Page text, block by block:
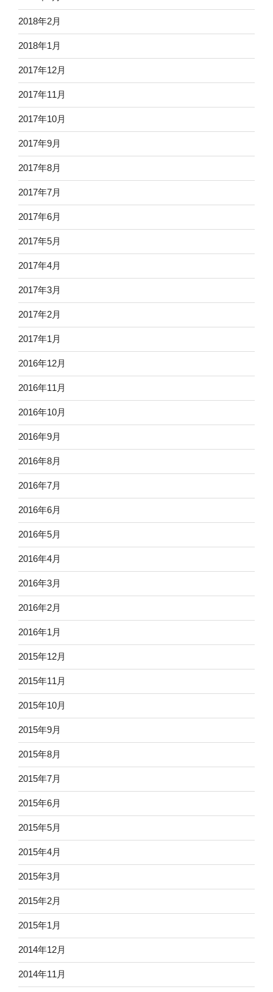
2018年2月
2018年1月
2017年12月
2017年11月
2017年10月
2017年9月
2017年8月
2017年7月
2017年6月
2017年5月
2017年4月
2017年3月
2017年2月
2017年1月
2016年12月
2016年11月
2016年10月
2016年9月
2016年8月
2016年7月
2016年6月
2016年5月
2016年4月
2016年3月
2016年2月
2016年1月
2015年12月
2015年11月
2015年10月
2015年9月
2015年8月
2015年7月
2015年6月
2015年5月
2015年4月
2015年3月
2015年2月
2015年1月
2014年12月
2014年11月